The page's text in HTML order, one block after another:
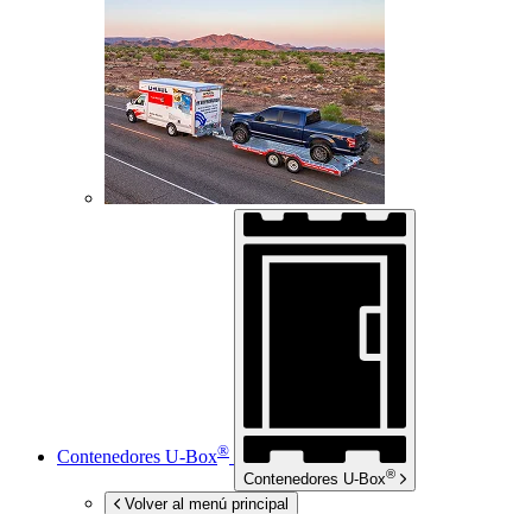
Contenedores U-Box®
Contenedores U-Box®
Volver al menú principal